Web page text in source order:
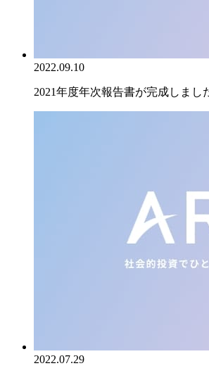
2022.09.10
2021年度年次報告書が完成しまし
2022.07.29